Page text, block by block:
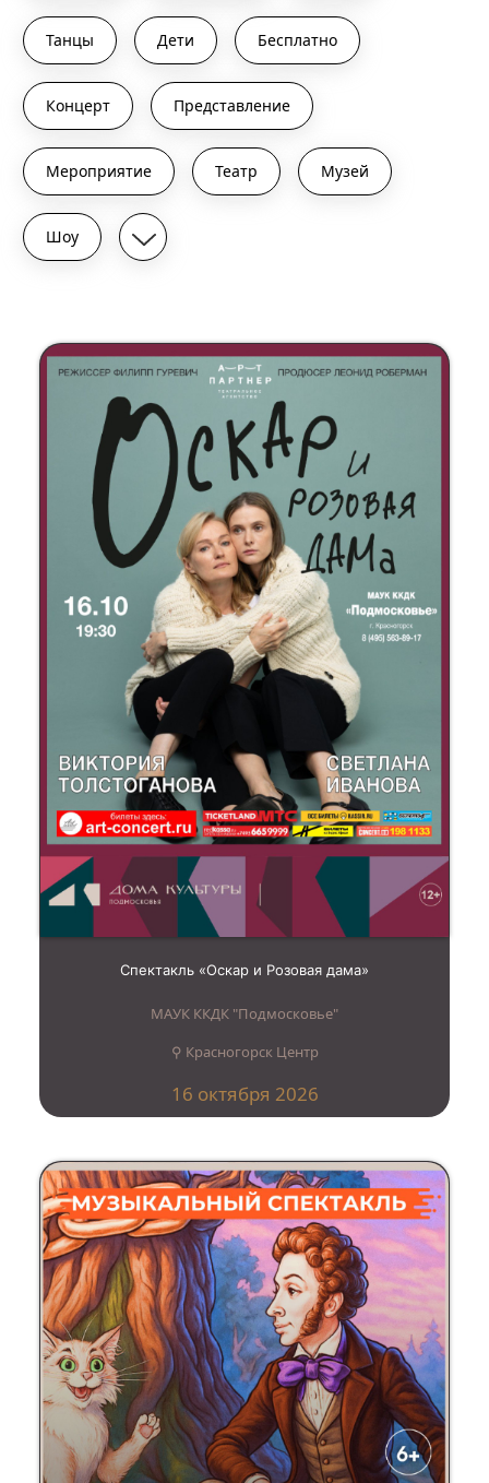
Танцы Дети Бесплатно
Концерт Представление
Мероприятие Театр Музей
Шоу
Спектакль «Оскар и Розовая дама»
МАУК ККДК "Подмосковье"
⚲ Красногорск Центр
16 октября 2026